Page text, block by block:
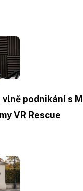
vlně podnikání s
VR Rescue